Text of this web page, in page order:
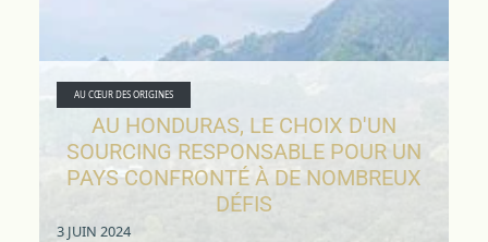
AU CŒUR DES ORIGINES
AU HONDURAS, LE CHOIX D'UN
SOURCING RESPONSABLE POUR UN
PAYS CONFRONTÉ À DE NOMBREUX
DÉFIS
3 JUIN 2024